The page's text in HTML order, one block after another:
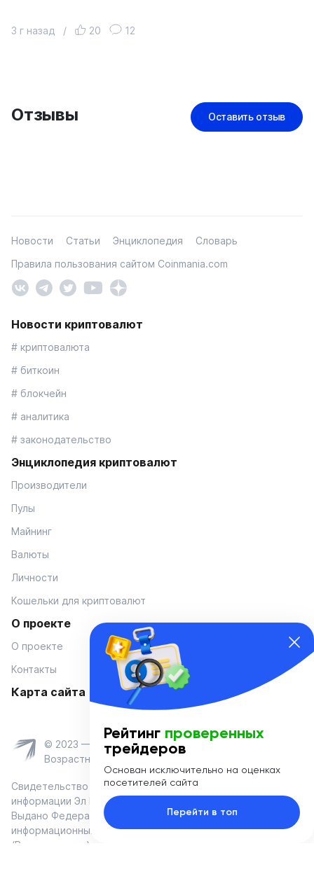
3 г назад / 20 12
Отзывы Оставить отзыв
Новости Статьи Энциклопедия
Словарь
Правила пользования сайтом Coinmania.com
Новости криптовалют
# криптовалюта
# биткоин
# блокчейн
# аналитика
# законодательство
Энциклопедия криптовалют
Производители
Пулы
Майнинг
Валюты
Личности
Кошельки для криптовалют
О проекте
О проекте
Контакты
Карта сайта
© 2023 — Coinmania
Возрастное ограничение 16+
Свидетельство о регистрации средства массовой
информации Эл № ФС 77-74908 от «25» января 2019 г.
Выдано Федеральной службой по надзору в сфере связи,
информационных технологий и массовых коммуникаций
(Роскомнадзор)
Рейтинг проверенных
трейдеров
Основан исключительно на оценках
посетителей сайта
Перейти в топ